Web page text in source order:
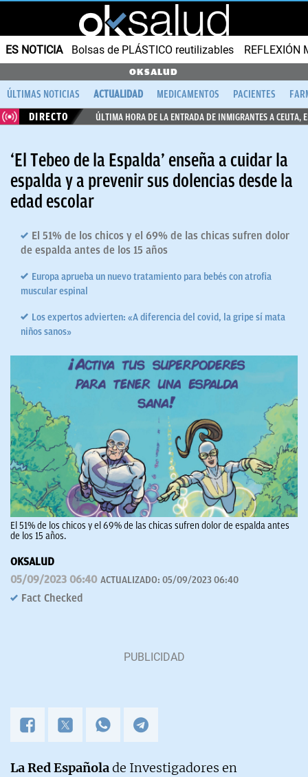
ES NOTICIA Bolsas de PLÁSTICO reutilizables REFLEXIÓN
OKSALUD
ÚLTIMAS NOTICIAS ACTUALIDAD MEDICAMENTOS PACIENTES
DIRECTO
ÚLTIMA HORA DE LA ENTRADA DE INMIGRANTES A CEUTA,
‘El Tebeo de la Espalda’ enseña a cuidar la
espalda y a prevenir sus dolencias desde la
edad escolar
El 51% de los chicos y el 69% de las chicas sufren dolor
de espalda antes de los 15 años
Europa aprueba un nuevo tratamiento para bebés con atrofia
muscular espinal
Los expertos advierten: «A diferencia del covid, la gripe sí mata
niños sanos»
El 51% de los chicos y el 69% de las chicas sufren dolor de espalda antes
de los 15 años.
OKSALUD
05/09/2023 06:40 ACTUALIZADO: 05/09/2023 06:40
Fact Checked
La Red Españolade Investigadores en